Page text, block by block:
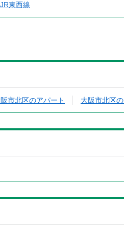
東西線
市北区のアパート 大阪市北区